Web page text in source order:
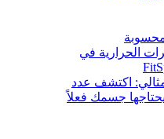
الحرارية في
اكتشف عدد
جسمك فعلاً